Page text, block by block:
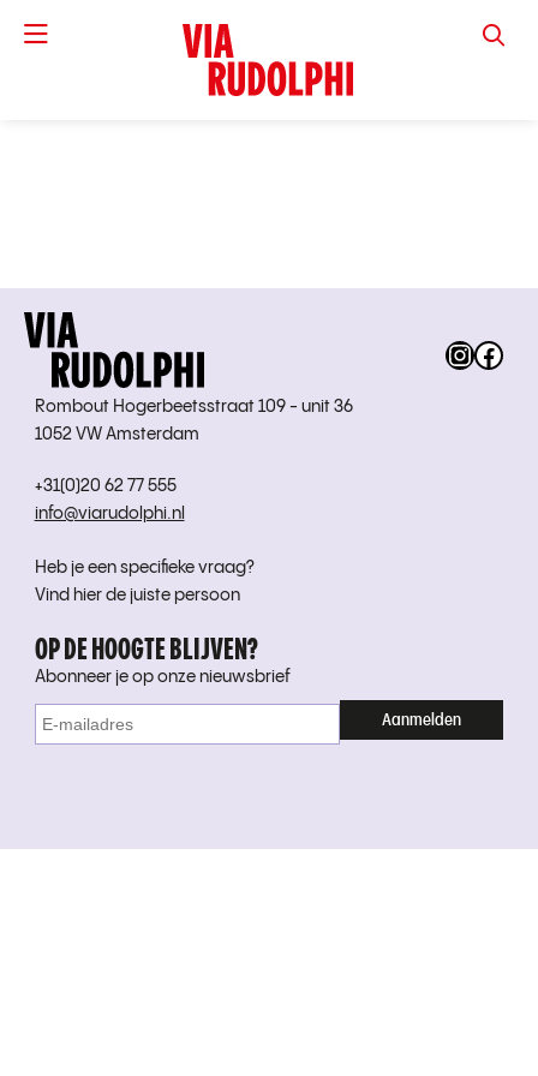
VIA
Rombout Hogerbeetsstraat 109 - unit 36
1052 VW Amsterdam
+31(0)20 62 77 555
info@viarudolphi.nl
Heb je een specifieke vraag?
Vind hier de juiste persoon
OP DE HOOGTE BLIJVEN?
Abonneer je op onze nieuwsbrief